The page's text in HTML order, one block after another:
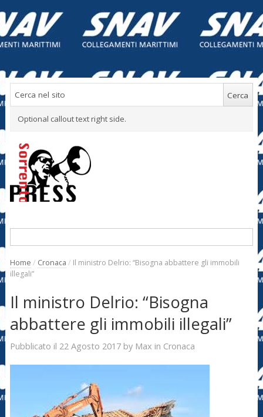
Optional callout text right side.
Home / Cronaca / Il ministro Delrio: “Bisogna abbattere gli immobili
illegali”
Il ministro Delrio: “Bisogna
abbattere gli immobili illegali”
Pubblicato il 22 Agosto 2017by Max in Cronaca